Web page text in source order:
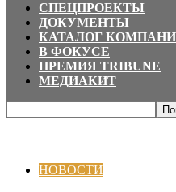
СПЕЦПРОЕКТЫ
ДОКУМЕНТЫ
КАТАЛОГ
В ФОКУСЕ
ПРЕМИЯ TRIBUNE
МЕДИАКИТ
НОВОСТИ